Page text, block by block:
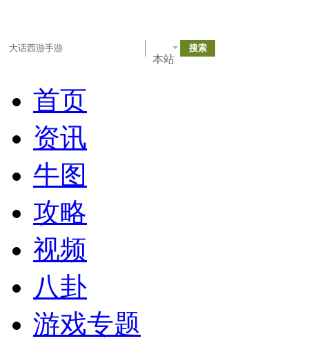
本站
首页
资讯
牛图
攻略
视频
八卦
游戏专题